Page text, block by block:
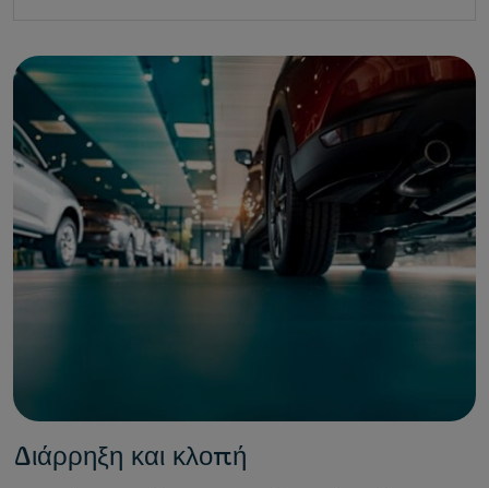
Διάρρηξη και κλοπή